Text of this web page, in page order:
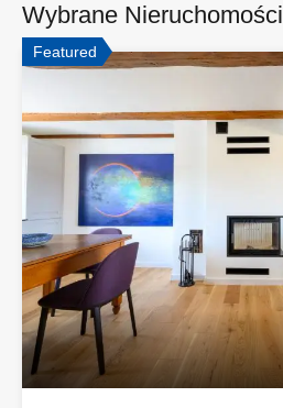
Wybrane Nieruchomości
Featured